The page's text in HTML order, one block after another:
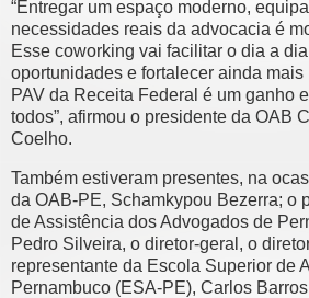
“Entregar um espaço moderno,
necessidades reais da advocacia é
Esse coworking vai facilitar o dia a
oportunidades e fortalecer ainda
PAV da Receita Federal é um ganho
todos”, afirmou o presidente da OAB
Coelho.
Também estiveram presentes, na
da OAB-PE, Schamkypou Bezerra; o
de Assistência dos Advogados de
Pedro Silveira, o diretor-geral, o
representante da Escola Superior de
Pernambuco (ESA-PE), Carlos